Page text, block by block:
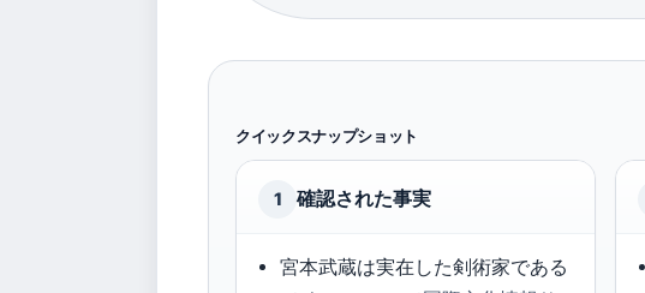
クイックスナップショット
1 確認された事実
宮本武蔵は実在した剣術家である